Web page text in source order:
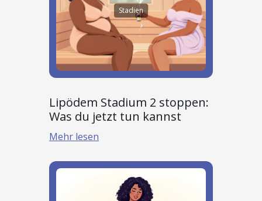
Stadien
Lipödem Stadium 2 stoppen:
Was du jetzt tun kannst
Mehr lesen